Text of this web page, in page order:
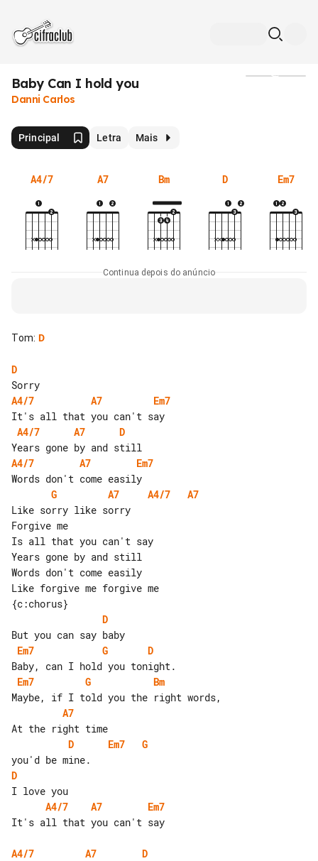
Baby Can I hold you
Danni Carlos
Principal Letra Mais
A4/7 A7 Bm D Em7
Continua depois do anúncio
Tom: D
D
A4/7
A7
Em7
A4/7
A7
D
A4/7
A7
Em7
G
A7 A4/7
A7
Like sorry like sorry
Forgive me
Is all that you can't say
Words don't come easily
Like forgive me forgive me
D
Em7
G
D
Em7
G
Bm
A7
D
Em7
G
D
A4/7
A7
Em7
It's all that you can't say
A4/7 A7
D